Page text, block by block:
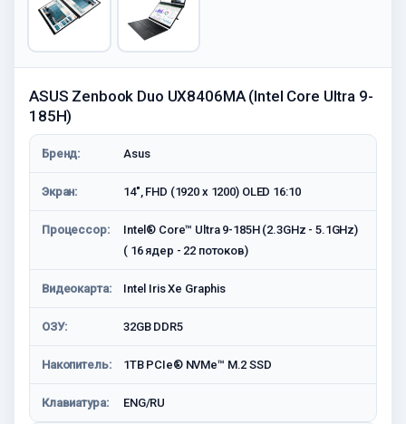
ASUS Zenbook Duo UX8406MA (Intel Core Ultra 9-
185H)
Бренд: Asus
Экран: 14", FHD (1920 x 1200) OLED 16:10
Процессор:
Intel® Core™ Ultra 9-185H (2.3GHz - 5.1GHz)
( 16 ядер - 22 потоков)
Видеокарта: Intel Iris Xe Graphis
ОЗУ: 32GB DDR5
Накопитель: 1TB PCIe® NVMe™ M.2 SSD
Клавиатура: ENG/RU